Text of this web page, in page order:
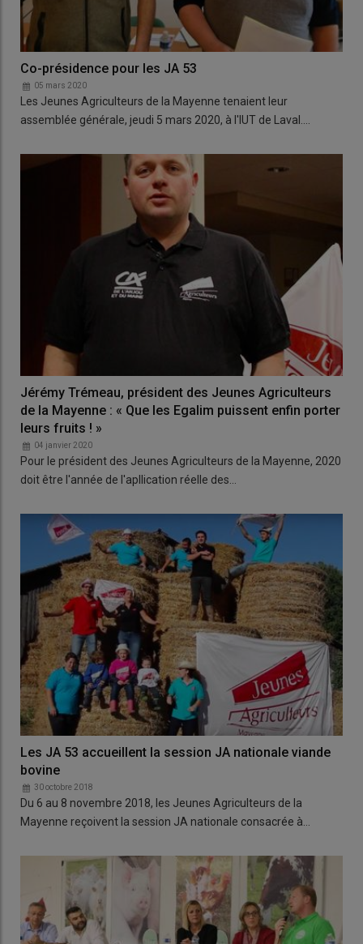
Co-présidence pour les JA 53
05 mars 2020
Les Jeunes Agriculteurs de la Mayenne tenaient leur
assemblée générale, jeudi 5 mars 2020, à l'IUT de Laval.…
Jérémy Trémeau, président des Jeunes Agriculteurs
de la Mayenne : « Que les Egalim puissent enfin porter
leurs fruits ! »
04 janvier 2020
Pour le président des Jeunes Agriculteurs de la Mayenne, 2020
doit être l'année de l'apllication réelle des…
Les JA 53 accueillent la session JA nationale viande
bovine
30 octobre 2018
Du 6 au 8 novembre 2018, les Jeunes Agriculteurs de la
Mayenne reçoivent la session JA nationale consacrée à…